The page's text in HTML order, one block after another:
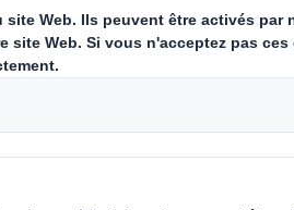
mécanisation
conception et la
ligne de
organisation s’est
et domaines